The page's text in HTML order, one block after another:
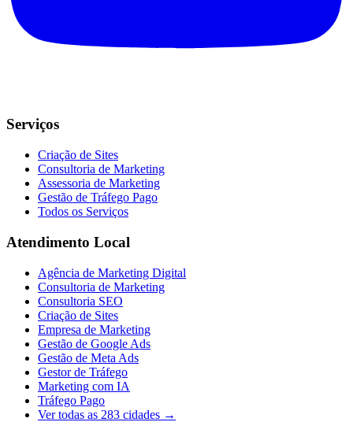
Serviços
Criação de Sites
Consultoria de Marketing
Assessoria de Marketing
Gestão de Tráfego Pago
Todos os Serviços
Atendimento Local
Agência de Marketing Digital
Consultoria de Marketing
Consultoria SEO
Criação de Sites
Empresa de Marketing
Gestão de Google Ads
Gestão de Meta Ads
Gestor de Tráfego
Marketing com IA
Tráfego Pago
Ver todas as 283 cidades →